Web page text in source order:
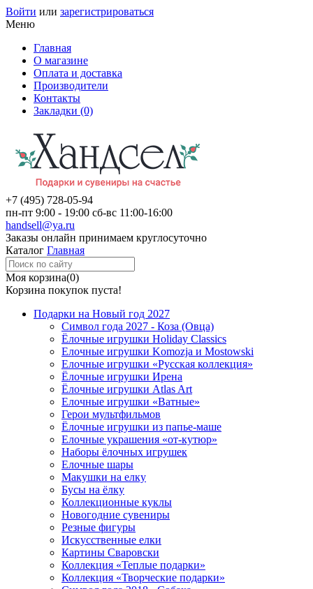
Войти или зарегистрироваться
Меню
Главная
О магазине
Оплата и доставка
Производители
Контакты
Закладки (0)
+7 (495) 728-05-94
пн-пт 9:00 - 19:00 сб-вс 11:00-16:00
handsell@ya.ru
Заказы онлайн принимаем круглосуточно
Каталог Главная
Моя корзина(0)
Корзина покупок пуста!
Подарки на Новый год 2027
Символ года 2027 - Коза (Овца)
Ёлочные игрушки Holiday Classics
Елочные игрушки Komozja и Mostowski
Елочные игрушки «Русская коллекция»
Ёлочные игрушки Ирена
Ёлочные игрушки Atlas Art
Елочные игрушки «Ватные»
Герои мультфильмов
Ёлочные игрушки из папье-маше
Елочные украшения «от-кутюр»
Наборы ёлочных игрушек
Елочные шары
Макушки на елку
Бусы на ёлку
Коллекционные куклы
Новогодние сувениры
Резные фигуры
Искусственные елки
Картины Сваровски
Коллекция «Теплые подарки»
Коллекция «Творческие подарки»